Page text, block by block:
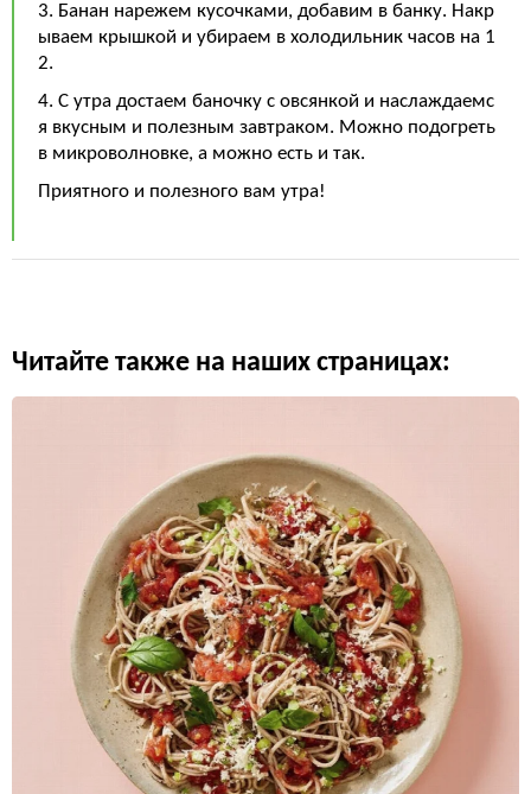
3. Банан нарежем кусочками, добавим в банку. Накр
ываем крышкой и убираем в холодильник часов на 1
2.
4. С утра достаем баночку с овсянкой и наслаждаемс
я вкусным и полезным завтраком. Можно подогреть
в микроволновке, а можно есть и так.
Приятного и полезного вам утра!
Читайте также на наших страницах: